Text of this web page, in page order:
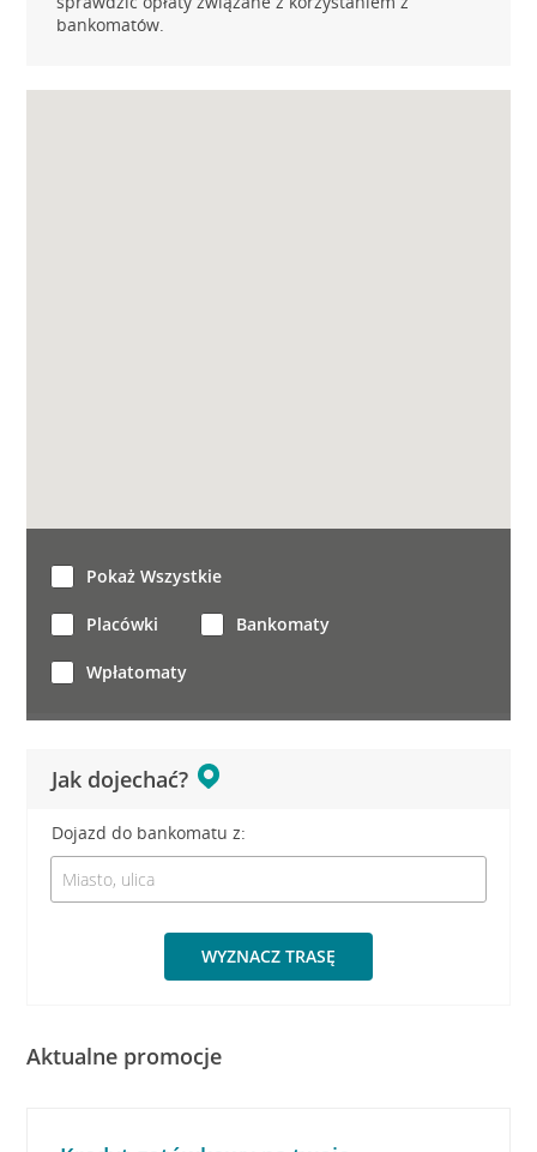
bankomatów.
Jak dojechać?
Dojazd do bankomatu z:
WYZNACZ TRASĘ
Pokaż Wszystkie
Placówki Bankomaty
Wpłatomaty
Aktualne promocje